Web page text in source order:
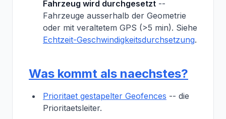
Fahrzeug wird durchgesetzt --
Fahrzeuge ausserhalb der Geometrie
oder mit veraltetem GPS (>5 min). Siehe
Echtzeit-Geschwindigkeitsdurchsetzung.
Was kommt als naechstes?
Prioritaet gestapelter Geofences -- die
Prioritaetsleiter.